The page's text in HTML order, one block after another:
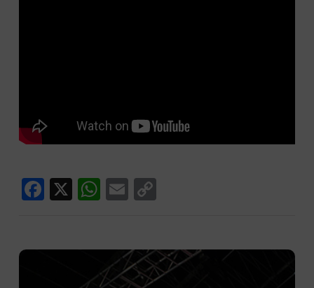
Facebook
X WhatsApp
Email